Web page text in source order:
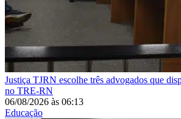
Justiça TJRN escolhe três advogados que
no TRE-RN
06/08/2026 às 06:13
Educação